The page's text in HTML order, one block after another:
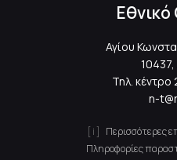
Αγίου
Τηλ. κέντρο
n-
Περισσότερες
Πληροφορίες